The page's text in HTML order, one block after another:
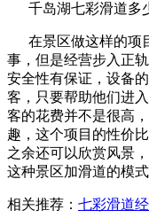
千岛湖七彩滑道多
在景区做这样的项
事，但是经营步入正
安全性有保证，设备
客，只要帮助他们进
客的花费并不是很高
趣，这个项目的性价
之余还可以欣赏风景
这种景区加滑道的模
相关推荐： 七彩滑道